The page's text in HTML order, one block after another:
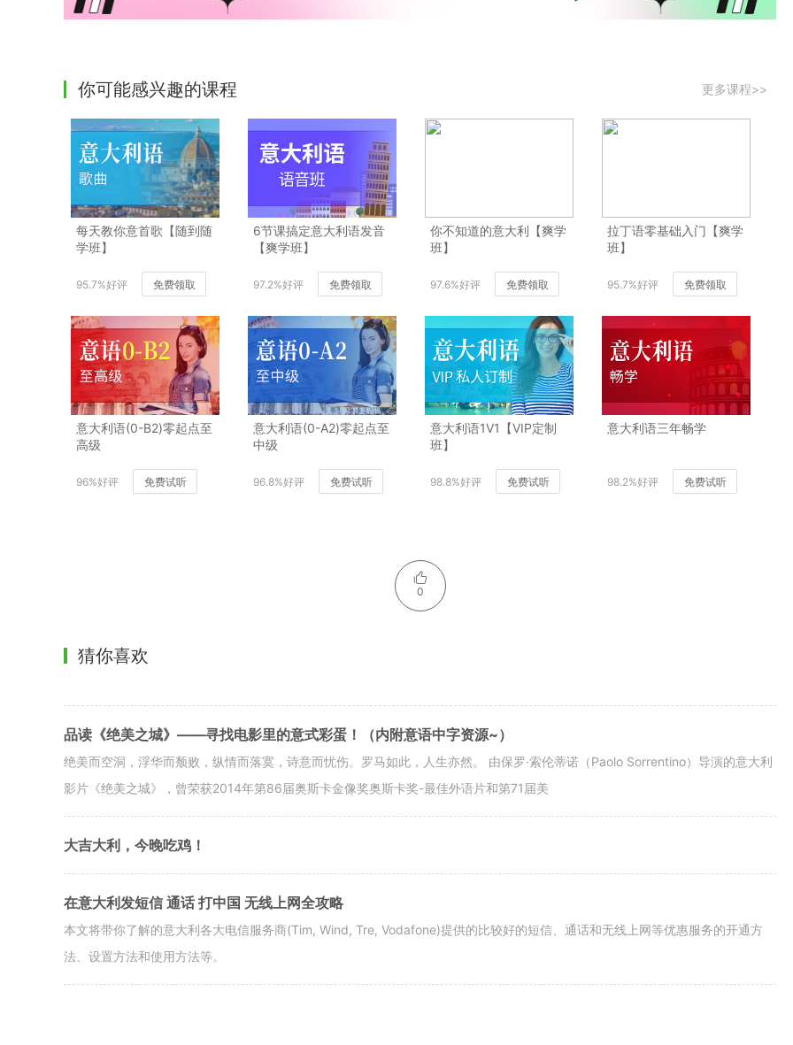
你可能感兴趣的课程 更多课程>>
每天教你意首歌【随到随
学班】
95.7%好评 免费领取
6节课搞定意大利语发音
【爽学班】
97.2%好评 免费领取
你不知道的意大利【爽学
班】
97.6%好评 免费领取
拉丁语零基础入门【爽学
班】
95.7%好评 免费领取
意大利语(0-B2)零起点至
高级
96%好评 免费试听
意大利语(0-A2)零起点至
中级
96.8%好评 免费试听
意大利语1V1【VIP定制
班】
98.8%好评 免费试听
意大利语三年畅学
98.2%好评 免费试听
0
猜你喜欢
品读《绝美之城》——寻找电影里的意式彩蛋！（内附意语中字资源~）
绝美而空洞，浮华而颓败，纵情而落寞，诗意而忧伤。罗马如此，人生亦然。 由保罗·索伦蒂诺（Paolo Sorrentino）导演的意大利
影片《绝美之城》，曾荣获2014年第86届奥斯卡金像奖奥斯卡奖-最佳外语片和第71届美
大吉大利，今晚吃鸡！
在意大利发短信 通话 打中国 无线上网全攻略
本文将带你了解的意大利各大电信服务商(Tim, Wind, Tre, Vodafone)提供的比较好的短信、通话和无线上网等优惠服务的开通方
法、设置方法和使用方法等。